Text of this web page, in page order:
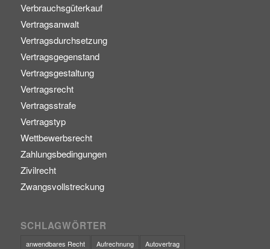
Verbrauchsgüterkauf
Vertragsanwalt
Vertragsdurchsetzung
Vertragsgegenstand
Vertragsgestaltung
Vertragsrecht
Vertragsstrafe
Vertragstyp
Wettbewerbsrecht
Zahlungsbedingungen
Zivilrecht
Zwangsvollstreckung
SCHLAGWÖRTER
anwendbares Recht Aufrechnung
Autovertrag